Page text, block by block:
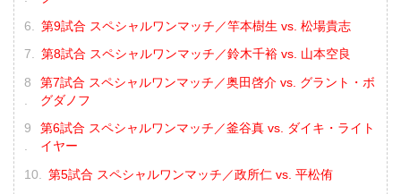
第9試合 スペシャルワンマッチ／竿本樹生 vs. 松場貴志
第8試合 スペシャルワンマッチ／鈴木千裕 vs. 山本空良
第7試合 スペシャルワンマッチ／奥田啓介 vs. グラント・ボ
グダノフ
第6試合 スペシャルワンマッチ／釜谷真 vs. ダイキ・ライト
イヤー
第5試合 スペシャルワンマッチ／政所仁 vs. 平松侑